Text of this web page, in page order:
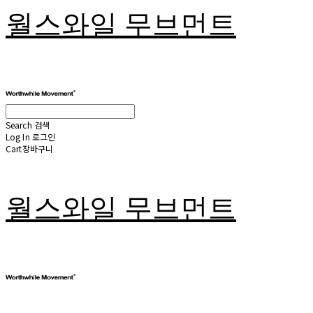
월스와일 무브먼트
Search 검색
Log In 로그인
Cart장바구니
월스와일 무브먼트